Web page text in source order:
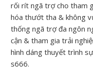
rối rít ngã trợ cho tham
hóa thướt tha & không
thống ngã trợ đa ngôn
cận & tham gia trải
hình dáng thuyết trình
s666.